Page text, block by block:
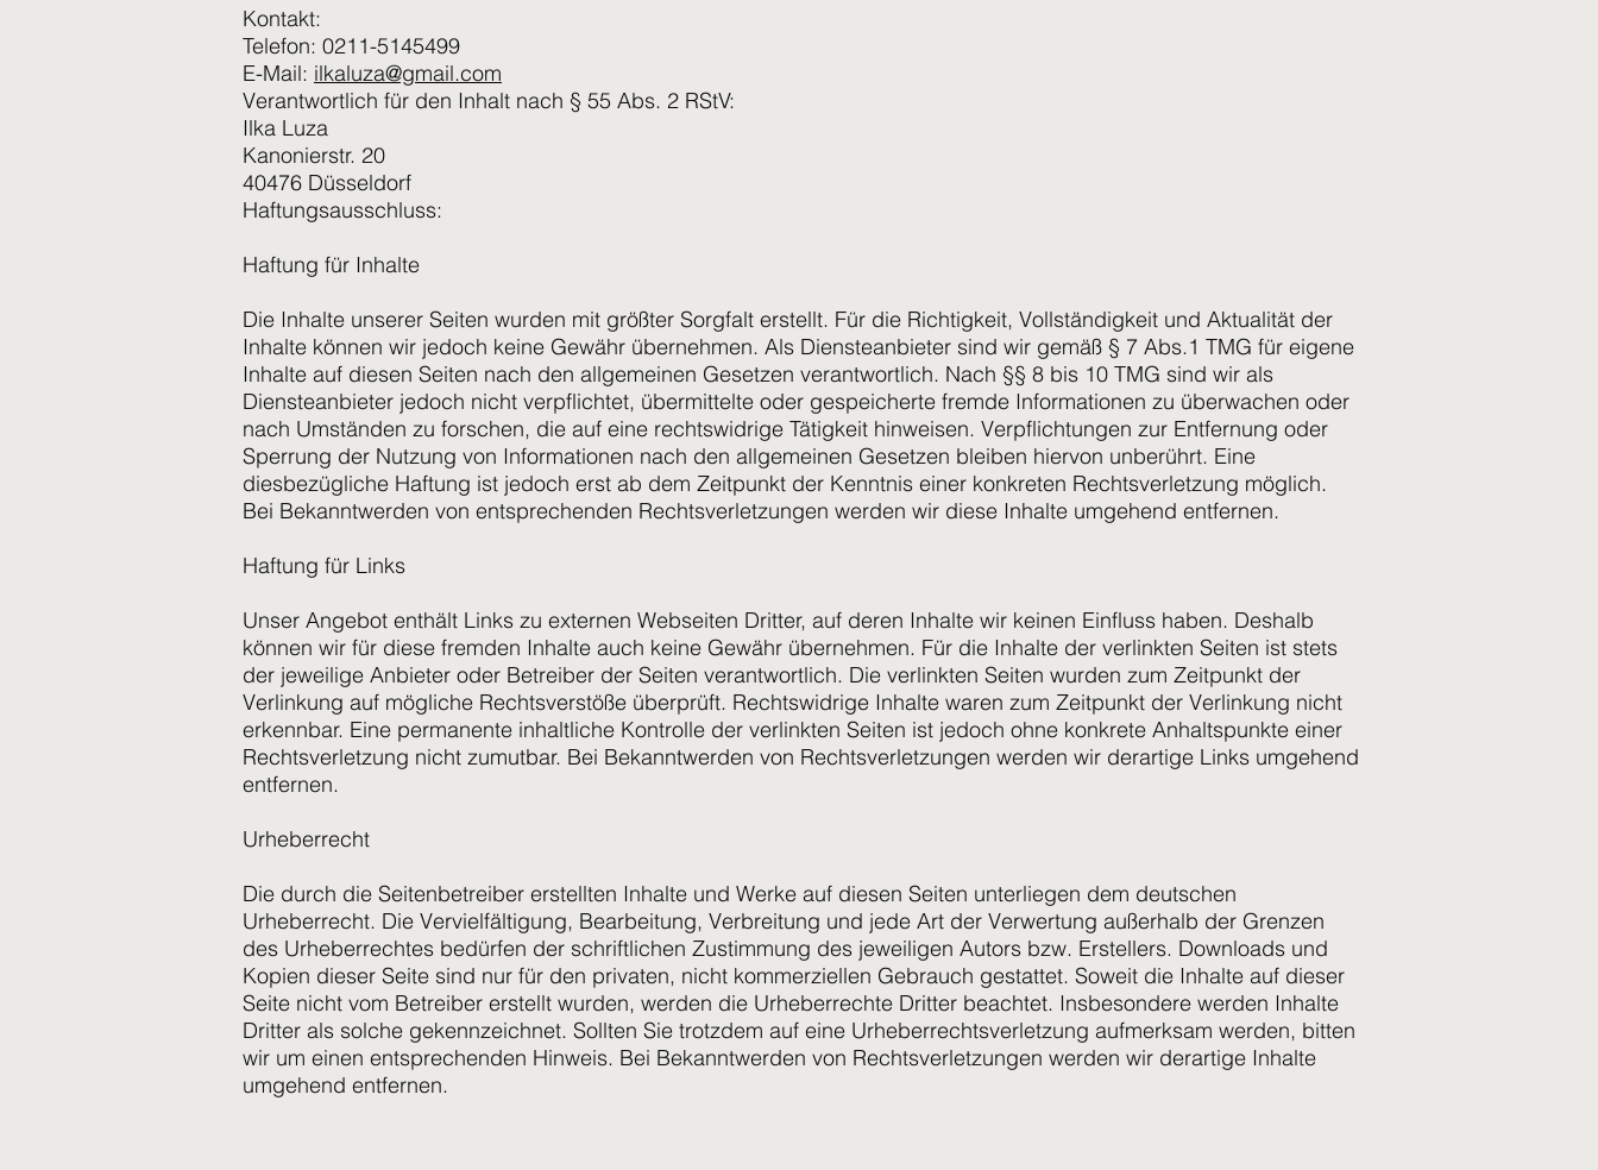
Kontakt:
Telefon: 0211-5145499
E-Mail: ilkaluza@gmail.com
Verantwortlich für den Inhalt nach § 55 Abs. 2 RStV:
Ilka Luza
Kanonierstr. 20
40476 Düsseldorf
Haftungsausschluss:
Haftung für Inhalte
Die Inhalte unserer Seiten wurden mit größter Sorgfalt erstellt. Für die Richtigkeit, Vollständigkeit und Aktualität der
Inhalte können wir jedoch keine Gewähr übernehmen. Als Diensteanbieter sind wir gemäß § 7 Abs.1 TMG für eigene
Inhalte auf diesen Seiten nach den allgemeinen Gesetzen verantwortlich. Nach §§ 8 bis 10 TMG sind wir als
Diensteanbieter jedoch nicht verpflichtet, übermittelte oder gespeicherte fremde Informationen zu überwachen oder
nach Umständen zu forschen, die auf eine rechtswidrige Tätigkeit hinweisen. Verpflichtungen zur Entfernung oder
Sperrung der Nutzung von Informationen nach den allgemeinen Gesetzen bleiben hiervon unberührt. Eine
diesbezügliche Haftung ist jedoch erst ab dem Zeitpunkt der Kenntnis einer konkreten Rechtsverletzung möglich.
Bei Bekanntwerden von entsprechenden Rechtsverletzungen werden wir diese Inhalte umgehend entfernen.
Haftung für Links
Unser Angebot enthält Links zu externen Webseiten Dritter, auf deren Inhalte wir keinen Einfluss haben. Deshalb
können wir für diese fremden Inhalte auch keine Gewähr übernehmen. Für die Inhalte der verlinkten Seiten ist stets
der jeweilige Anbieter oder Betreiber der Seiten verantwortlich. Die verlinkten Seiten wurden zum Zeitpunkt der
Verlinkung auf mögliche Rechtsverstöße überprüft. Rechtswidrige Inhalte waren zum Zeitpunkt der Verlinkung nicht
erkennbar. Eine permanente inhaltliche Kontrolle der verlinkten Seiten ist jedoch ohne konkrete Anhaltspunkte einer
Rechtsverletzung nicht zumutbar. Bei Bekanntwerden von Rechtsverletzungen werden wir derartige Links umgehend
entfernen.
Urheberrecht
Die durch die Seitenbetreiber erstellten Inhalte und Werke auf diesen Seiten unterliegen dem deutschen
Urheberrecht. Die Vervielfältigung, Bearbeitung, Verbreitung und jede Art der Verwertung außerhalb der Grenzen
des Urheberrechtes bedürfen der schriftlichen Zustimmung des jeweiligen Autors bzw. Erstellers. Downloads und
Kopien dieser Seite sind nur für den privaten, nicht kommerziellen Gebrauch gestattet. Soweit die Inhalte auf dieser
Seite nicht vom Betreiber erstellt wurden, werden die Urheberrechte Dritter beachtet. Insbesondere werden Inhalte
Dritter als solche gekennzeichnet. Sollten Sie trotzdem auf eine Urheberrechtsverletzung aufmerksam werden, bitten
wir um einen entsprechenden Hinweis. Bei Bekanntwerden von Rechtsverletzungen werden wir derartige Inhalte
umgehend entfernen.